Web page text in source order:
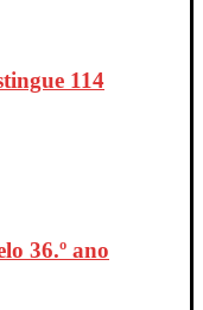
114
36.º ano